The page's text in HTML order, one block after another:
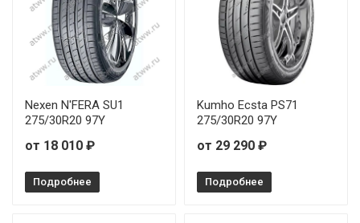
Grenlander Estrella 88 225/35R19 88Y
Grenlander Estrella 88 225/35R20 90W
Grenlander Estrella 88 225/45R17 94W
Grenlander Estrella 88 225/50R16 96W
Grenlander Estrella 88 235/35R20 92Y
Nexen N'FERA SU1
275/30R20 97Y
от 18 010 ₽
Подробнее
Kumho Ecsta PS71
275/30R20 97Y
от 29 290 ₽
Подробнее